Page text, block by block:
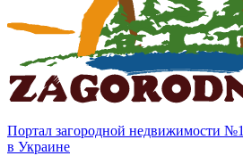
Портал загородной недвижимости №1
в Украине